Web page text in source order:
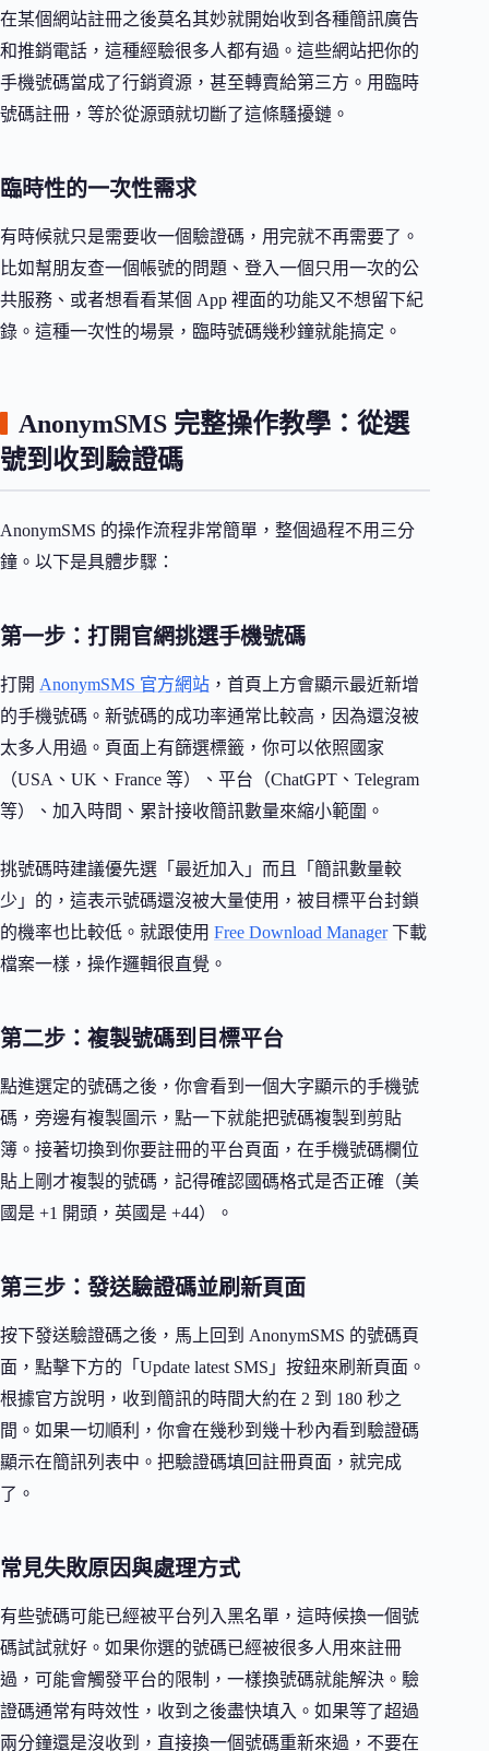
在某個網站註冊之後莫名其妙就開始收到各種簡訊廣告
和推銷電話，這種經驗很多人都有過。這些網站把你的
手機號碼當成了行銷資源，甚至轉賣給第三方。用臨時
號碼註冊，等於從源頭就切斷了這條騷擾鏈。
臨時性的一次性需求
有時候就只是需要收一個驗證碼，用完就不再需要了。
比如幫朋友查一個帳號的問題、登入一個只用一次的公
共服務、或者想看看某個 App 裡面的功能又不想留下紀
錄。這種一次性的場景，臨時號碼幾秒鐘就能搞定。
AnonymSMS 完整操作教學：從選
號到收到驗證碼
AnonymSMS 的操作流程非常簡單，整個過程不用三分
鐘。以下是具體步驟：
第一步：打開官網挑選手機號碼
打開 AnonymSMS 官方網站 ，首頁上方會顯示最近新增
的手機號碼。新號碼的成功率通常比較高，因為還沒被
太多人用過。頁面上有篩選標籤，你可以依照國家
（USA、UK、France 等）、平台（ChatGPT、Telegram
等）、加入時間、累計接收簡訊數量來縮小範圍。
挑號碼時建議優先選「最近加入」而且「簡訊數量較
少」的，這表示號碼還沒被大量使用，被目標平台封鎖
的機率也比較低。就跟使用 Free Download Manager下載
檔案一樣，操作邏輯很直覺。
第二步：複製號碼到目標平台
點進選定的號碼之後，你會看到一個大字顯示的手機號
碼，旁邊有複製圖示，點一下就能把號碼複製到剪貼
簿。接著切換到你要註冊的平台頁面，在手機號碼欄位
貼上剛才複製的號碼，記得確認國碼格式是否正確（美
國是 +1 開頭，英國是 +44）。
第三步：發送驗證碼並刷新頁面
按下發送驗證碼之後，馬上回到 AnonymSMS 的號碼頁
面，點擊下方的「Update latest SMS」按鈕來刷新頁面。
根據官方說明，收到簡訊的時間大約在 2 到 180 秒之
間。如果一切順利，你會在幾秒到幾十秒內看到驗證碼
顯示在簡訊列表中。把驗證碼填回註冊頁面，就完成
了。
常見失敗原因與處理方式
有些號碼可能已經被平台列入黑名單，這時候換一個號
碼試試就好。如果你選的號碼已經被很多人用來註冊
過，可能會觸發平台的限制，一樣換號碼就能解決。驗
證碼通常有時效性，收到之後盡快填入。如果等了超過
兩分鐘還是沒收到，直接換一個號碼重新來過，不要在